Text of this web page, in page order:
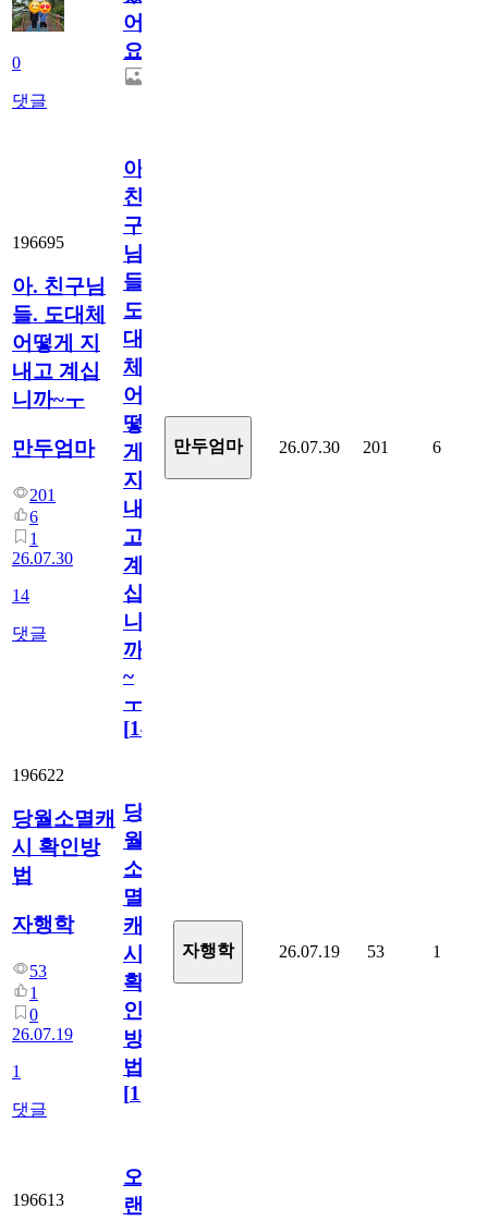
0
댓글
어
요.
196695
아. 친구님
들. 도대체
어떻게 지
내고 계십
니까~ㅜ
만두엄마
201
6
1
26.07.30
14
댓글
아.
친
구
님
들.
도
대
체
어
떻
게
지
내
고
계
십
니
까
~
ㅜ
[14
만두엄마 26.07.30 201 6
196622
당월소멸캐
시 확인방
법
자행학
53
1
0
26.07.19
1
댓글
당
월
소
멸
캐
시
확
인
방
법
[1]
자행학 26.07.19 53 1
196613
오
랜